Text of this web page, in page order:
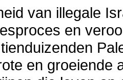
van illegale
en
en groeiende